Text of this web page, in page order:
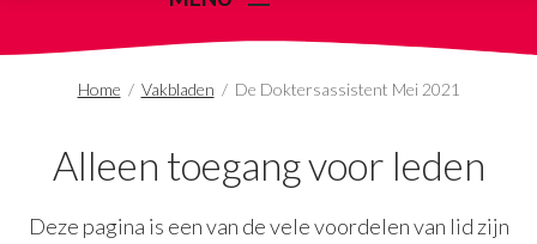
Home / Vakbladen / De Doktersassistent Mei 2021
Alleen toegang voor leden
Deze pagina is een van de vele voordelen van lid zijn